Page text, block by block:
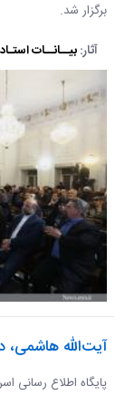
برگزار شد.
آثار:بیــانــات
آیت‌الله هاشمی،
پایگاه اطلاع رسانی